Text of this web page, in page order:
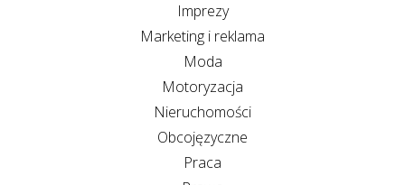
Imprezy
Marketing i reklama
Moda
Motoryzacja
Nieruchomości
Obcojęzyczne
Praca